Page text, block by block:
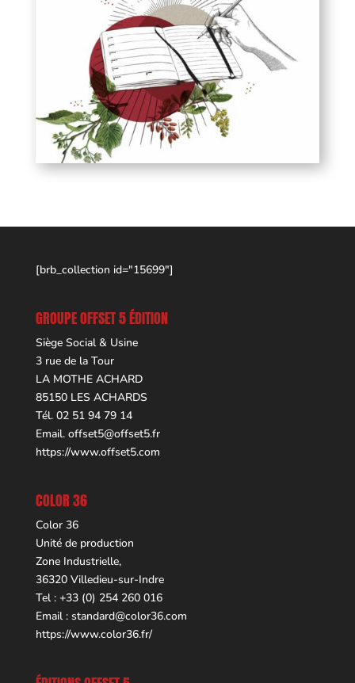
[brb_collection id="15699"]
GROUPE OFFSET 5 ÉDITION
Siège Social & Usine
3 rue de la Tour
LA MOTHE ACHARD
85150 LES ACHARDS
Tél. 02 51 94 79 14
Email. offset5@offset5.fr
https://www.offset5.com
COLOR 36
Color 36
Unité de production
Zone Industrielle,
36320 Villedieu-sur-Indre
Tel : +33 (0) 254 260 016
Email : standard@color36.com
https://www.color36.fr/